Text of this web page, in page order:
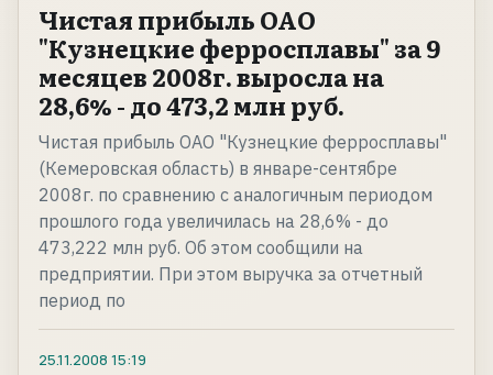
Чистая прибыль ОАО
"Кузнецкие ферросплавы" за 9
месяцев 2008г. выросла на
28,6% - до 473,2 млн руб.
Чистая прибыль ОАО "Кузнецкие ферросплавы"
(Кемеровская область) в январе-сентябре
2008г. по сравнению с аналогичным периодом
прошлого года увеличилась на 28,6% - до
473,222 млн руб. Об этом сообщили на
предприятии. При этом выручка за отчетный
период по
25.11.2008 15:19